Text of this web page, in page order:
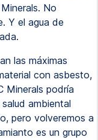
No
Y el agua de
las máximas
con asbesto,
Minerals podría
ambiental
pero volveremos a
es un grupo